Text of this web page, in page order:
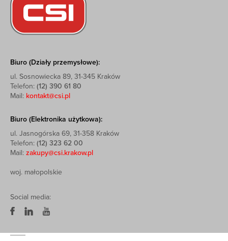
Biuro (Działy przemysłowe):
ul. Sosnowiecka 89, 31-345 Kraków
Telefon: (12) 390 61 80
Mail: kontakt@csi.pl
Biuro (Elektronika użytkowa):
ul. Jasnogórska 69, 31-358 Kraków
Telefon: (12) 323 62 00
Mail: zakupy@csi.krakow.pl
woj. małopolskie
Social media: